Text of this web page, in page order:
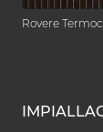
Rovere